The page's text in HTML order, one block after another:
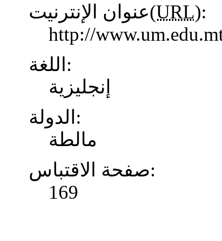
عنوان الإنترنيت(URL):
http://
اللغة:
إنجليزية
الدولة:
مالطة
صفحة الاقتباس:
169